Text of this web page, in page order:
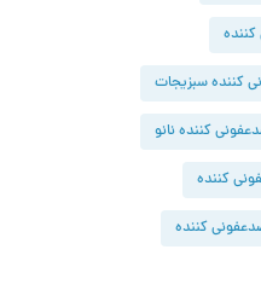
کننده سبزیجات
کننده نانو
کننده
کننده